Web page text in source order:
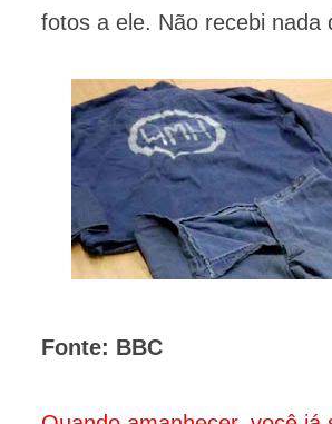
fotos a ele. Não recebi nada
Fonte: BBC